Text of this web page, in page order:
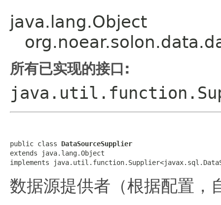
java.lang.Object
所有已实现的接口:
public class DataSourceSupplier
extends java.lang.Object
implements
数据源提供者（根据配置，